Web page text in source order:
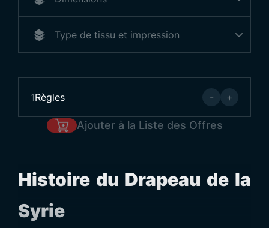
1Règles - +
Ajouter à la Liste des Offres
Histoire du Drapeau de la
Syrie